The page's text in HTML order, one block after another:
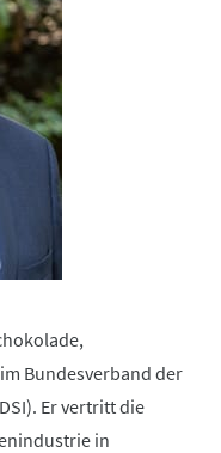
Bundesverband der
Er vertritt die
in